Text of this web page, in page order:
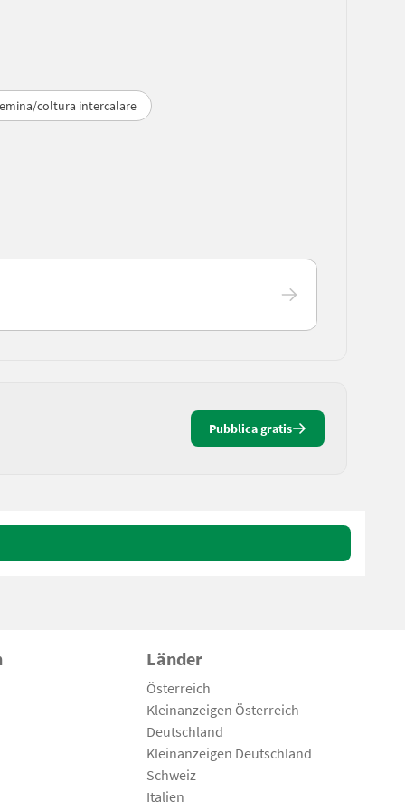
coltura intercalare
Pubblica gratis
Länder
Österreich
Kleinanzeigen Österreich
Deutschland
Kleinanzeigen Deutschland
Schweiz
Italien